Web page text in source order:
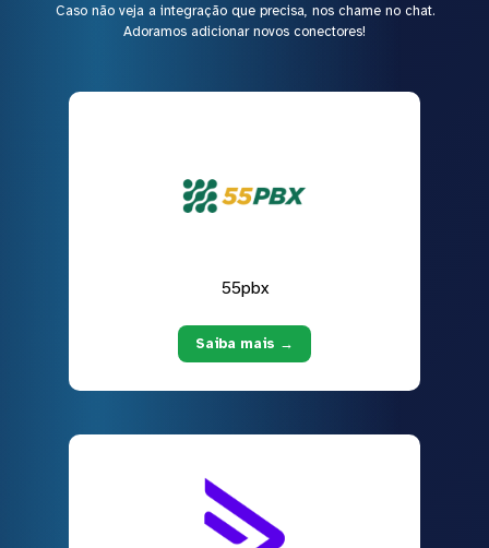
Caso não veja a integração que precisa, nos chame no chat.
Adoramos adicionar novos conectores!
55pbx
Saiba mais →